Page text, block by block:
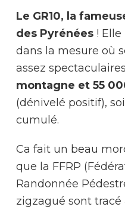
Le GR10, la
des Pyrénées !
dans la mesure où
assez
montagne et 55
(dénivelé positif),
cumulé.
Ca fait un beau
que la FFRP
Randonnée
zigzagué sont